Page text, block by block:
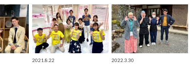
2021.8.22 2022.3.30